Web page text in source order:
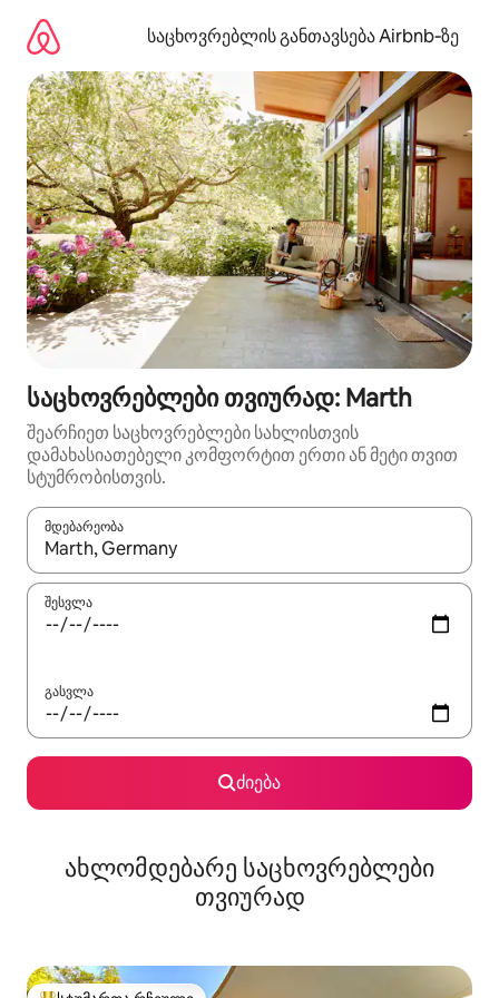
გადასვლა
საცხოვრებლის განთავსება Airbnb‑ზე
საცხოვრებლები თვიურად: Marth
შეარჩიეთ საცხოვრებლები სახლისთვის
დამახასიათებელი კომფორტით ერთი ან მეტი თვით
სტუმრობისთვის.
მდებარეობა
როცა შედეგები ხელმისაწვდომი გახდება, ნავიგაციისთვის
შესვლა
გასვლა
ძიება
ახლომდებარე საცხოვრებლები
თვიურად